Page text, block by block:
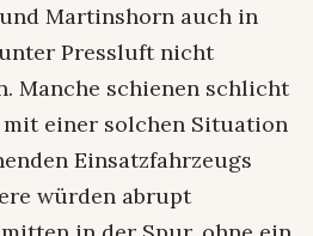
Martinshorn auch in
Pressluft nicht
Manche schienen schlicht
einer solchen Situation
Einsatzfahrzeugs
würden abrupt